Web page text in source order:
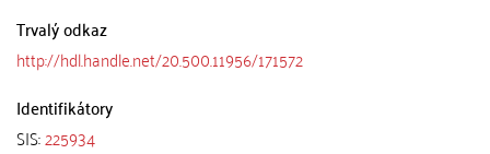
Trvalý odkaz
http://hdl.handle.net/20.500.11956/171572
Identifikátory
SIS:225934